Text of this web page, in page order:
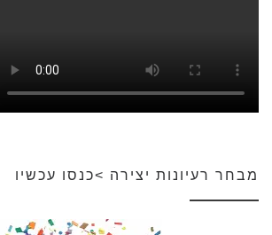
מבחר רעיונות יצירה >כנסו עכשיו